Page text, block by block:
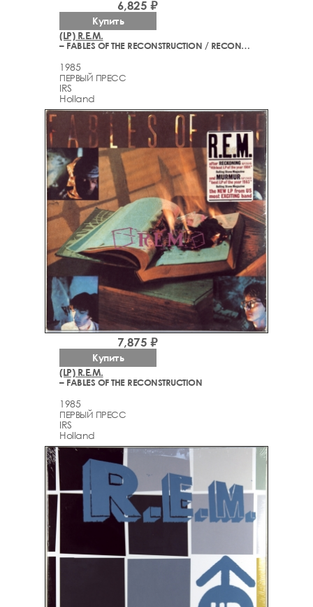
(LP) R.E.M.
– FABLES OF THE RECONSTRUCTION / RECONSTRUCTION OF THE FABLES
1985
ПЕРВЫЙ ПРЕСС
IRS
Holland
6,825 ₽
Купить
(LP) R.E.M.
– FABLES OF THE RECONSTRUCTION
1985
ПЕРВЫЙ ПРЕСС
IRS
Holland
7,875 ₽
Купить